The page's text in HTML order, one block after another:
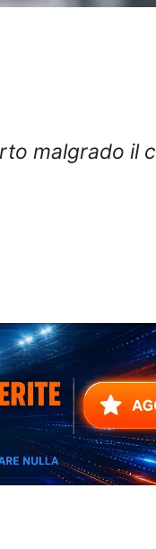
malgrado il